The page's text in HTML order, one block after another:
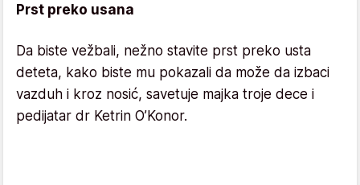
Prst preko usana
Da biste vežbali, nežno stavite prst preko usta
deteta, kako biste mu pokazali da može da izbaci
vazduh i kroz nosić, savetuje majka troje dece i
pedijatar dr Ketrin O’Konor.